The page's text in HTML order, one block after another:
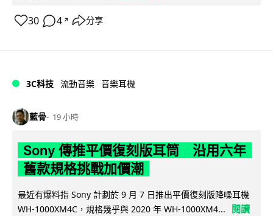
30 4 ↗ 分享
3C科技 流動音樂 音樂耳機
藍骨 19 小時
Sony 傳推平價復刻版耳筒 沿用六年
舊款規格挑戰加價潮
最近有爆料指 Sony 計劃於 9 月 7 日推出平價復刻版降噪耳機
WH-1000XM4C，規格幾乎與 2020 年 WH-1000XM4...
閱讀